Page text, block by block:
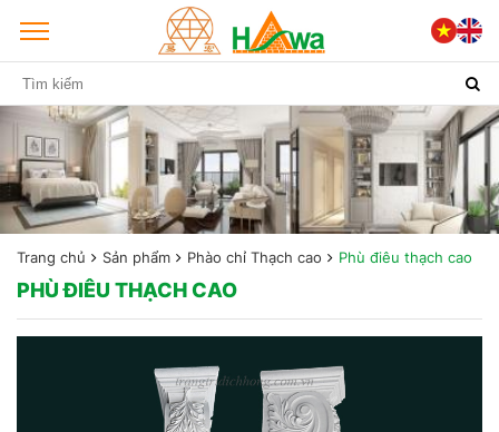
Trang chủ Sản phẩm Phào chỉ Thạch cao Phù điêu thạch cao
PHÙ ĐIÊU THẠCH CAO